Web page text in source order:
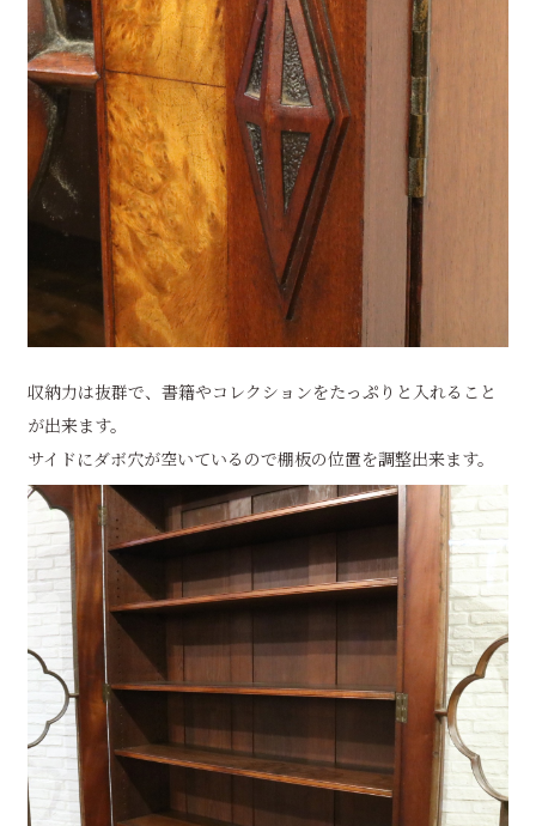
収納力は抜群で、書籍やコレクションをたっぷりと入れること
が出来ます。
サイドにダボ穴が空いているので棚板の位置を調整出来ます。